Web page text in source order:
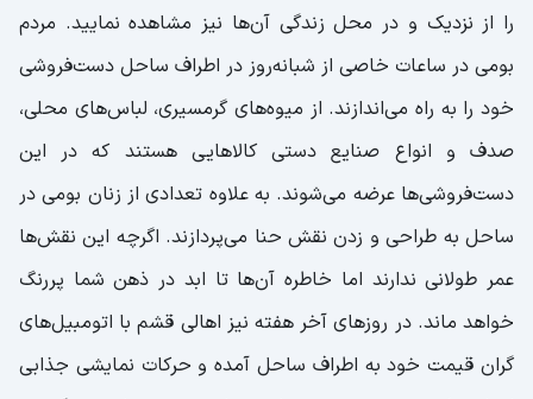
را از نزدیک و در محل زندگی آن‌ها نیز مشاهده نمایید. مردم
بومی در ساعات خاصی از شبانه‌روز در اطراف ساحل دست‌فروشی
خود را به راه می‌اندازند. از میوه‌های گرمسیری، لباس‌های محلی،
صدف و انواع صنایع دستی کالاهایی هستند که در این
دست‌فروشی‌ها عرضه می‌شوند. به علاوه تعدادی از زنان بومی در
ساحل به طراحی و زدن نقش حنا می‌پردازند. اگرچه این نقش‌ها
عمر طولانی ندارند اما خاطره آن‌ها تا ابد در ذهن شما پررنگ
خواهد ماند. در روزهای آخر هفته نیز اهالی قشم با اتومبیل‌های
گران قیمت خود به اطراف ساحل آمده و حرکات نمایشی جذابی